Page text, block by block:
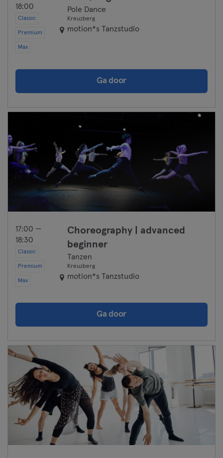
18:00
Classic
Premium
Max
Pole Dance
Kreuzberg
motion*s Tanzstudio
Ga door
17:00 —
18:30
Classic
Premium
Max
Choreography | advanced
beginner
Tanzen
Kreuzberg
motion*s Tanzstudio
Ga door